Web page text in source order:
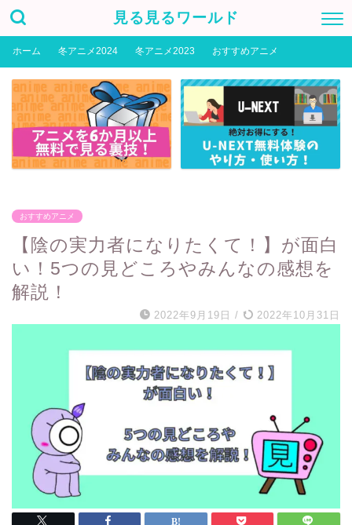
見る見るワールド
ホーム 冬アニメ2024 冬アニメ2023 おすすめアニメ
おすすめアニメ
【陰の実力者になりたくて！】が面白
い！5つの見どころやみんなの感想を
解説！
2022年9月19日 / 2022年10月31日